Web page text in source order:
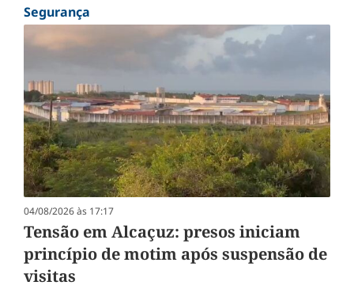
Segurança
04/08/2026 às 17:17
Tensão em Alcaçuz: presos iniciam
princípio de motim após suspensão de
visitas